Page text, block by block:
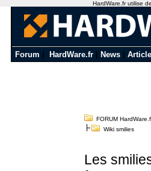
Forum HardWare.fr News
FORUM
Wiki smilies
Les
HardWare.fr utilise